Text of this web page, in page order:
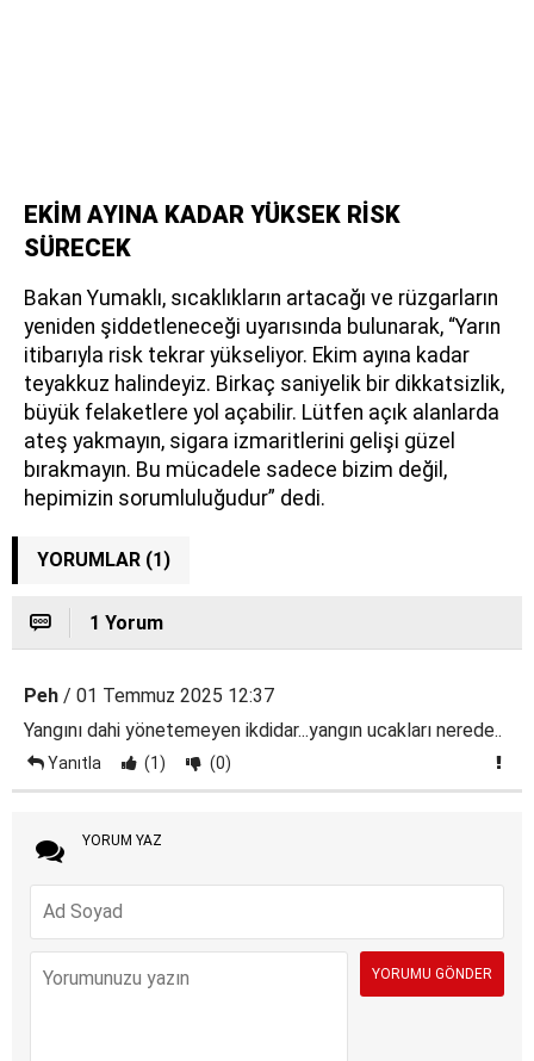
EKİM AYINA KADAR YÜKSEK RİSK
SÜRECEK
Bakan Yumaklı, sıcaklıkların artacağı ve rüzgarların
yeniden şiddetleneceği uyarısında bulunarak, “Yarın
itibarıyla risk tekrar yükseliyor. Ekim ayına kadar
teyakkuz halindeyiz. Birkaç saniyelik bir dikkatsizlik,
büyük felaketlere yol açabilir. Lütfen açık alanlarda
ateş yakmayın, sigara izmaritlerini gelişi güzel
bırakmayın. Bu mücadele sadece bizim değil,
hepimizin sorumluluğudur” dedi.
YORUMLAR (1)
1 Yorum
Peh / 01 Temmuz 2025 12:37
Yangını dahi yönetemeyen ikdidar...yangın ucakları nerede..
Yanıtla (1) (0)
YORUM YAZ